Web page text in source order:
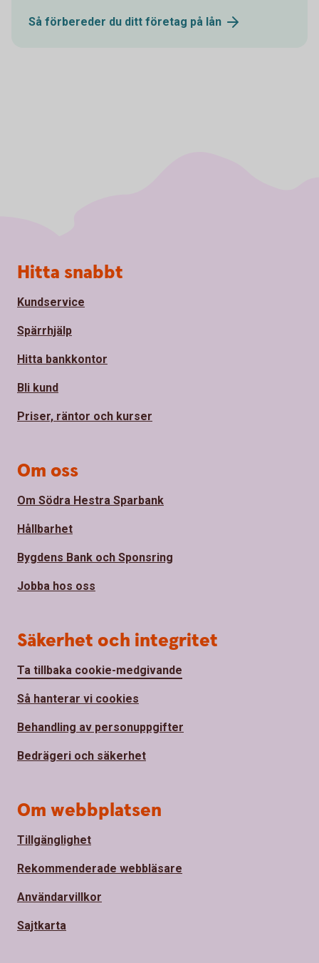
Så förbereder du ditt företag på lån
Sidfot
Hitta snabbt
Kundservice
Spärrhjälp
Hitta bankkontor
Bli kund
Priser, räntor och kurser
Om oss
Om Södra Hestra Sparbank
Hållbarhet
Bygdens Bank och Sponsring
Jobba hos oss
Säkerhet och integritet
Ta tillbaka cookie-medgivande
Så hanterar vi cookies
Behandling av personuppgifter
Bedrägeri och säkerhet
Om webbplatsen
Tillgänglighet
Rekommenderade webbläsare
Användarvillkor
Sajtkarta